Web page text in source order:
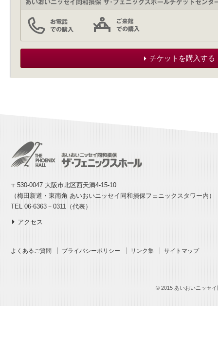
チケットを購入する
〒530-0047 大阪市北区西天満4-15-10
（梅田新道・東南角 あいおいニッセイ同和損保フェニックスタワー内）
TEL 06-6363－0311（代表）
アクセス
よくあるご質問 プライバシーポリシー リンク集 サイトマップ
© 2015 あいおいニッセ